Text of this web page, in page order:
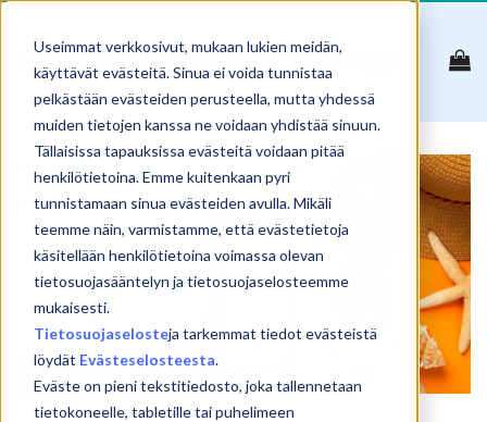
Useimmat verkkosivut, mukaan lukien meidän,
käyttävät evästeitä. Sinua ei voida tunnistaa
pelkästään evästeiden perusteella, mutta yhdessä
muiden tietojen kanssa ne voidaan yhdistää sinuun.
Tällaisissa tapauksissa evästeitä voidaan pitää
henkilötietoina. Emme kuitenkaan pyri
tunnistamaan sinua evästeiden avulla. Mikäli
teemme näin, varmistamme, että evästetietoja
käsitellään henkilötietoina voimassa olevan
tietosuojasääntelyn ja tietosuojaselosteemme
mukaisesti.
Tietosuojaselosteja tarkemmat tiedot evästeistä
löydät Evästeselosteesta.
Eväste on pieni tekstitiedosto, joka tallennetaan
tietokoneelle, tabletille tai puhelimeen
Skip
content
15
kesä